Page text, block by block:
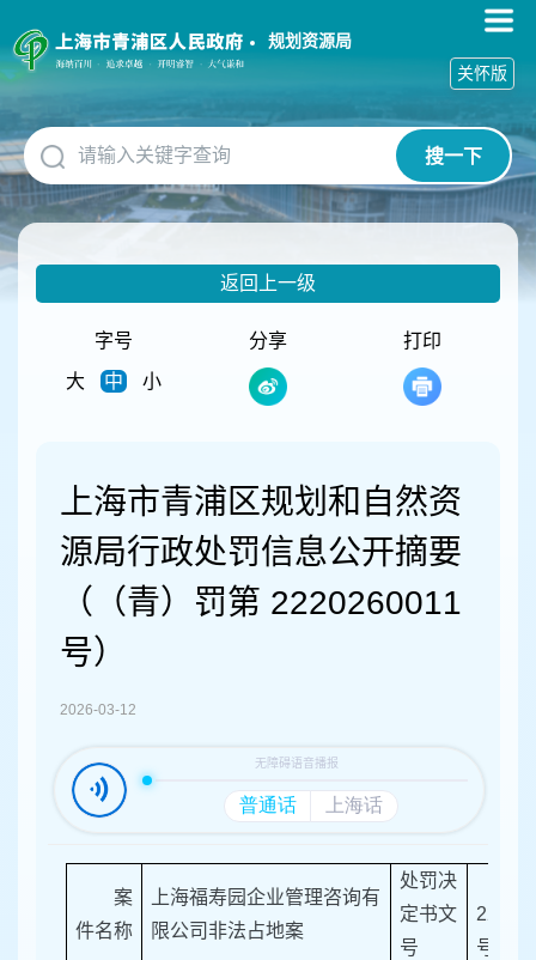
障
碍
作
说
明
跳
到
网
规划资源局
搜一下
关怀版
返回上一级
字号
大
中 小
分享 打印
上海市青浦区规划和自然资
源局行政处罚信息公开摘要
（（青）罚第 2220260011
号）
2026-03-12
案
件名称
上海福寿园企业管理咨询有
限公司非法占地案
处罚决
定书文
号
号